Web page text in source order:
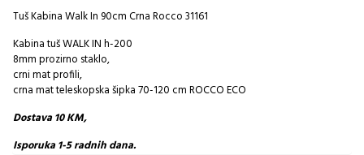
Tuš Kabina Walk In 90cm Crna Rocco 31161
Kabina tuš WALK IN h-200
8mm prozirno staklo,
crni mat profili,
crna mat teleskopska šipka 70-120 cm ROCCO ECO
Dostava 10 KM,
Isporuka 1-5 radnih dana.